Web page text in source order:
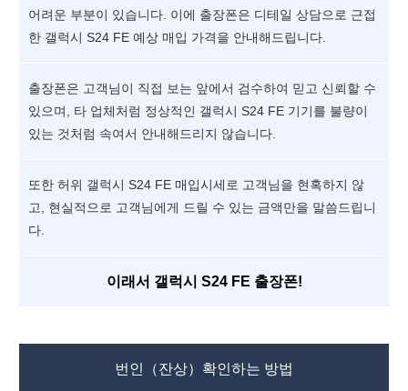
어려운 부분이 있습니다. 이에 출장폰은 디테일 상담으로 근접
한 갤럭시 S24 FE 예상 매입 가격을 안내해드립니다.
출장폰은 고객님이 직접 보는 앞에서 검수하여 믿고 신뢰할 수
있으며, 타 업체처럼 정상적인 갤럭시 S24 FE 기기를 불량이
있는 것처럼 속여서 안내해드리지 않습니다.
또한 허위 갤럭시 S24 FE 매입시세로 고객님을 현혹하지 않
고, 현실적으로 고객님에게 드릴 수 있는 금액만을 말씀드립니
다.
이래서 갤럭시 S24 FE 출장폰!
번인（잔상）확인하는 방법